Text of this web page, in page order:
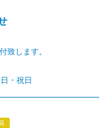
致します。
・祝日